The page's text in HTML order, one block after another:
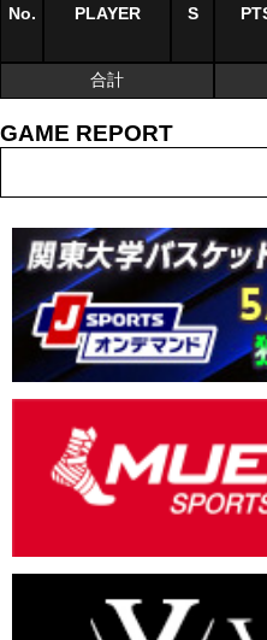
No. PLAYER S
合計
GAME REPORT